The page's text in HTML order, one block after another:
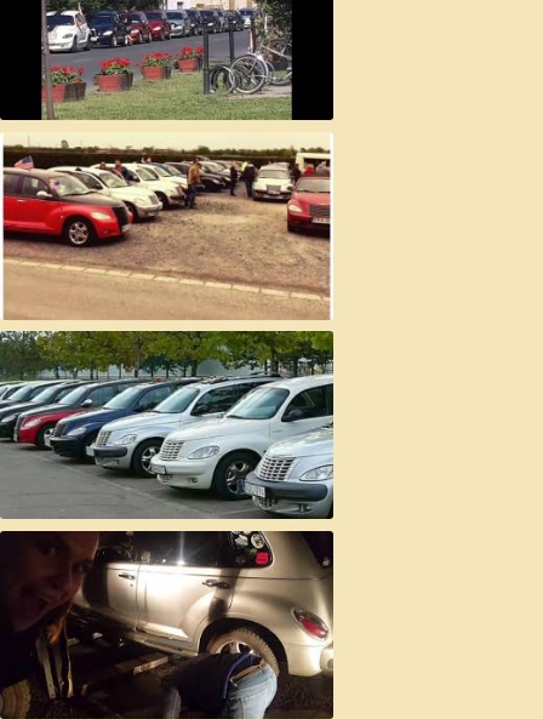
1. Budapesti PT Fesztivál
Alsónémedi 2017.07.07-08-09.
Fertő-party PT túra 2017.04.22.
Simontornya, Dég, Cece Pt tali 2016
szept 17.